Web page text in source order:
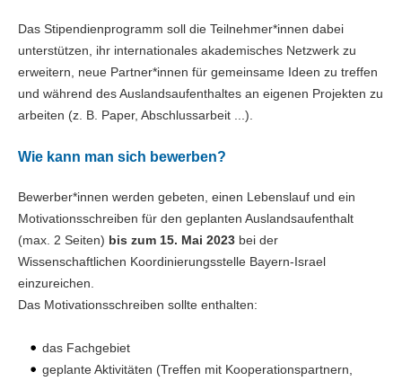
Das Stipendienprogramm soll die Teilnehmer*innen dabei
unterstützen, ihr internationales akademisches Netzwerk zu
erweitern, neue Partner*innen für gemeinsame Ideen zu treffen
und während des Auslandsaufenthaltes an eigenen Projekten zu
arbeiten (z. B. Paper, Abschlussarbeit ...).
Wie kann man sich bewerben?
Bewerber*innen werden gebeten, einen Lebenslauf und ein
Motivationsschreiben für den geplanten Auslandsaufenthalt
(max. 2 Seiten) bis zum 15. Mai 2023 bei der
Wissenschaftlichen Koordinierungsstelle Bayern-Israel
einzureichen.
Das Motivationsschreiben sollte enthalten:
das Fachgebiet
geplante Aktivitäten (Treffen mit Kooperationspartnern,